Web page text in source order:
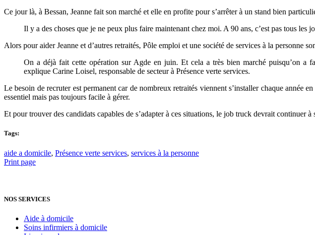
Ce jour là, à Bessan, Jeanne fait son marché et elle en profite pour s’arrêter à un stand bien
Il y a des choses que je ne peux plus faire maintenant chez moi. A 90 ans, c’est pas tous les
Alors pour aider Jeanne et d’autres retraités, Pôle emploi et une société de services à la personne
On a déjà fait cette opération sur Agde en juin. Et cela a très bien marché puisqu’on a
explique Carine Loisel, responsable de secteur à Présence verte services.
Le besoin de recruter est permanent car de nombreux retraités viennent s’installer chaque
essentiel mais pas toujours facile à gérer.
Et pour trouver des candidats capables de s’adapter à ces situations, le job truck devrait continuer
Tags:
aide a domicile, Présence verte services, services à la personne
Print page
NOS SERVICES
Aide à domicile
Soins infirmiers à domicile